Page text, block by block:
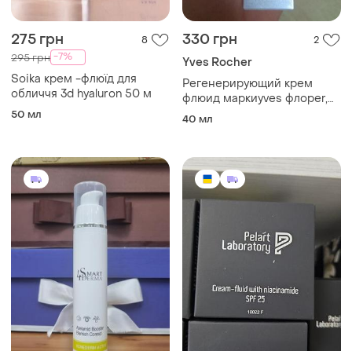
275 грн 8
295 грн -7%
Soika крем -флюїд для
обличчя 3d hyaluron 50 м
50 мл
330 грн 2
Yves Rocher
Регенерирующий крем
флюид маркиyves флорer,
40 ml.
40 мл